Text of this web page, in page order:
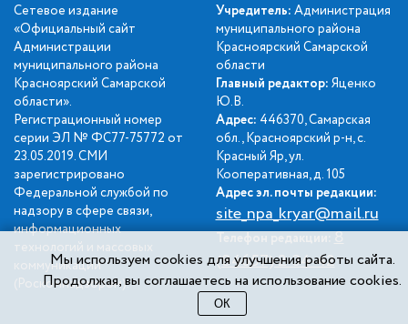
Сетевое издание
«Официальный сайт
Администрации
муниципального района
Красноярский Самарской
области».
Регистрационный номер
серии ЭЛ № ФС77-75772 от
23.05.2019. СМИ
зарегистрировано
Федеральной службой по
надзору в сфере связи,
информационных
технологий и массовых
коммуникаций
(Роскомнадзором).
Учредитель: Администрация
муниципального района
Красноярский Самарской
области
Главный редактор: Яценко
Ю.В.
Адрес: 446370, Самарская
обл., Красноярский р-н, с.
Красный Яр, ул.
Кооперативная, д. 105
Адрес эл. почты редакции:
site_npa_kryar@mail.ru
Телефон редакции: 8
(84657) 2-34-42
Мы используем cookies для улучшения работы сайта.
Продолжая, вы соглашаетесь на использование cookies.
ОК